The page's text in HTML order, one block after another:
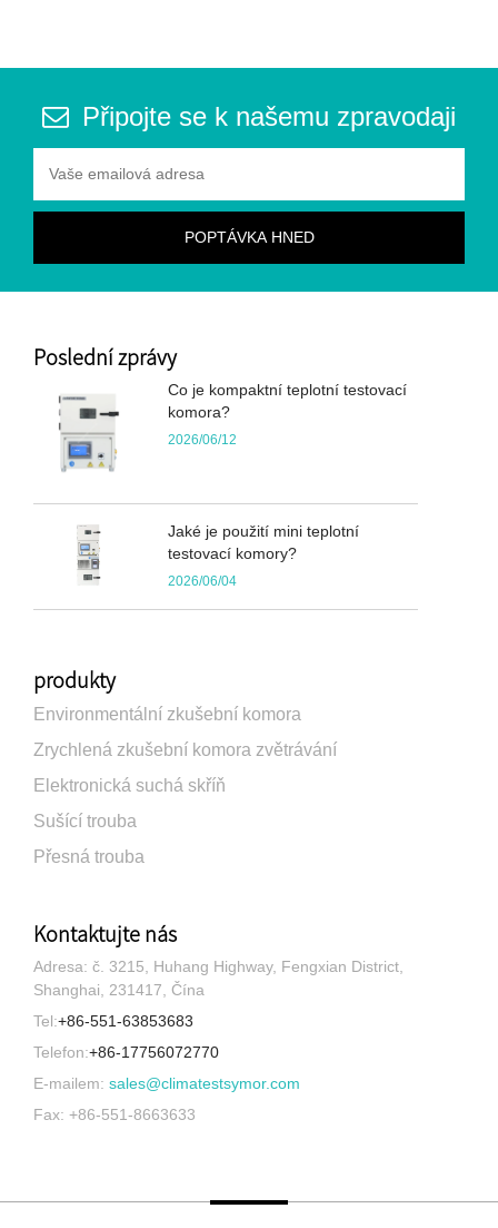
Připojte se k našemu zpravodaji
Poslední zprávy
Co je kompaktní teplotní testovací
komora?
2026/06/12
Jaké je použití mini teplotní
testovací komory?
2026/06/04
produkty
Environmentální zkušební komora
Zrychlená zkušební komora zvětrávání
Elektronická suchá skříň
Sušící trouba
Přesná trouba
Kontaktujte nás
Adresa: č. 3215, Huhang Highway, Fengxian District,
Shanghai, 231417, Čína
Tel:+86-551-63853683
Telefon:+86-17756072770
E-mailem: sales@climatestsymor.com
Fax: +86-551-8663633